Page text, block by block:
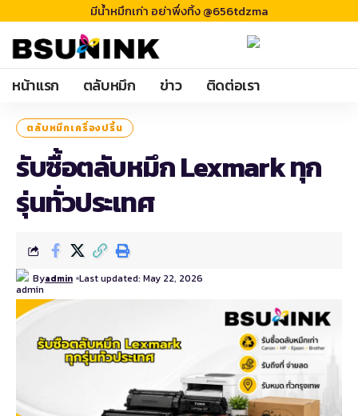
มีน้ำหมึกเก่า อย่าพึ่งทิ้ง @656tdzma
หน้าแรก ตลับหมึก ข่าว ติดต่อเรา
ตลับหมึกเครื่องปริ้น
รับซื้อตลับหมึก Lexmark ทุก
รุ่นทั่วประเทศ
Byadmin Last updated: May 22, 2026